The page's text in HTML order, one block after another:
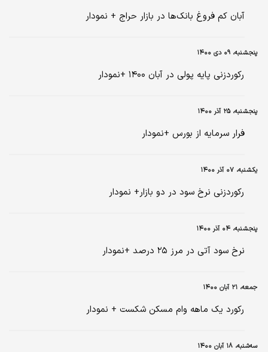
آبان کم فروغ بانک‌ها در بازار حراج + نمودار
پنجشنبه، ۰۹ دی ۱۴۰۰
رکوردزنی پایه پولی در آبان ۱۴۰۰ +نمودار
پنجشنبه، ۲۵ آذر ۱۴۰۰
فرار سرمایه از بورس +نمودار
یکشنبه، ۰۷ آذر ۱۴۰۰
رکوردزنی نرخ سود در دو بازار+ نمودار
پنجشنبه، ۰۴ آذر ۱۴۰۰
نرخ سود آتی در مرز ۲۵ درصد +نمودار
جمعه، ۲۱ آبان ۱۴۰۰
رکورد یک ماهه وام مسکن شکست + نمودار
سه‌شنبه، ۱۸ آبان ۱۴۰۰